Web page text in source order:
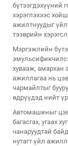
бүтээгдэхүүний
хэрэглэхээс
ажилтнуудыг
тээврийн
Мэргэжлийн
хувааж, амархан
ажиллагаа нь
чармайлтыг
өдрүүдэд нийт
Автомашиныг
багасгах, угаах
чанаруудтай
нутагт үйл